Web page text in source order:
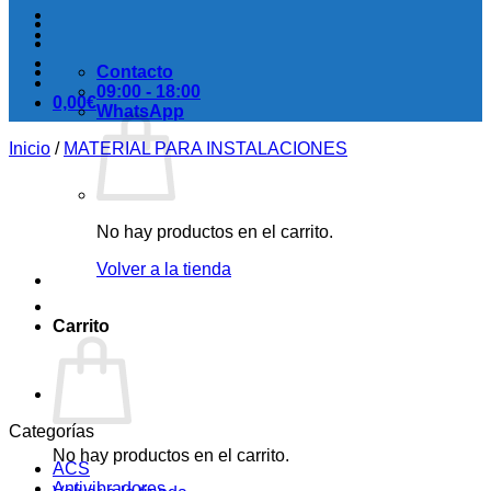
0,00€
No hay productos en el carrito.
Volver a la tienda
Carrito
No hay productos en el carrito.
Contacto
09:00 - 18:00
WhatsApp
Inicio / MATERIAL PARA INSTALACIONES
Categorías
ACS